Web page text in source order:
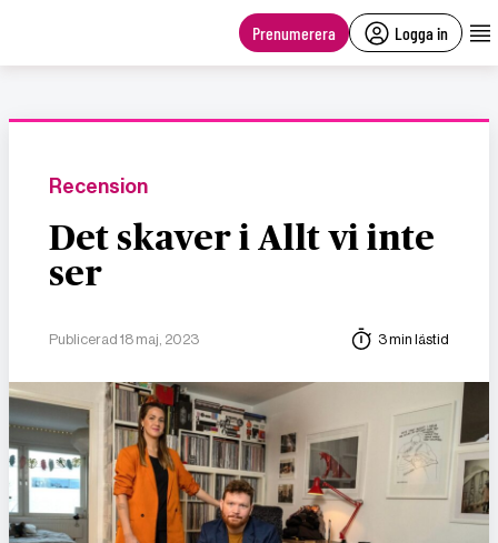
Prenumerera Logga in
Recension
Det skaver i Allt vi inte
ser
Publicerad 18 maj, 2023 3 min lästid